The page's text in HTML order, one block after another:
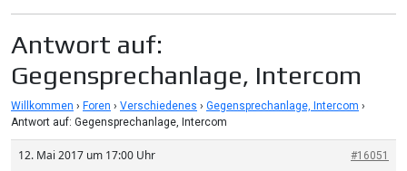
Antwort auf:
Gegensprechanlage, Intercom
Willkommen › Foren › Verschiedenes › Gegensprechanlage, Intercom ›
Antwort auf: Gegensprechanlage, Intercom
12. Mai 2017 um 17:00 Uhr
#16051